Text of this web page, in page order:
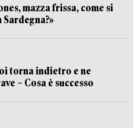
mazza frissa, come si
torna indietro e ne
– Cosa è successo